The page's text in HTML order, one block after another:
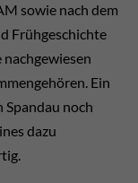
sowie nach dem
Frühgeschichte
Ein
Spandau noch
dazu